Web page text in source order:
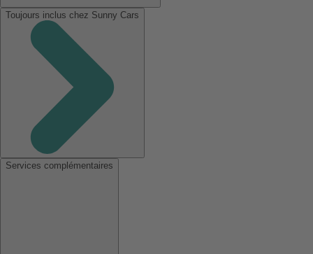
Toujours inclus chez Sunny Cars
Services complémentaires